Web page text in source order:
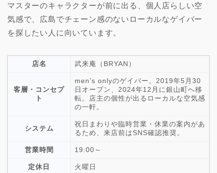
マスターのキャラクターが前に出る、個人店らしい空
気感で、広島でチェーン感のないローカルなゲイバー
を探したい人に向いています。
店名 武来庵（BRYAN）
客層・コンセプ
ト
men’s onlyのゲイバー。2019年5月30
日オープン、2024年12月に銀山町へ移
転。店主の個性が出るローカルな空気感
の一軒。
システム
祝日まわりや臨時営業・休業の案内があ
るため、来店前はSNS確認推奨。
営業時間 19:00～
定休日 火曜日